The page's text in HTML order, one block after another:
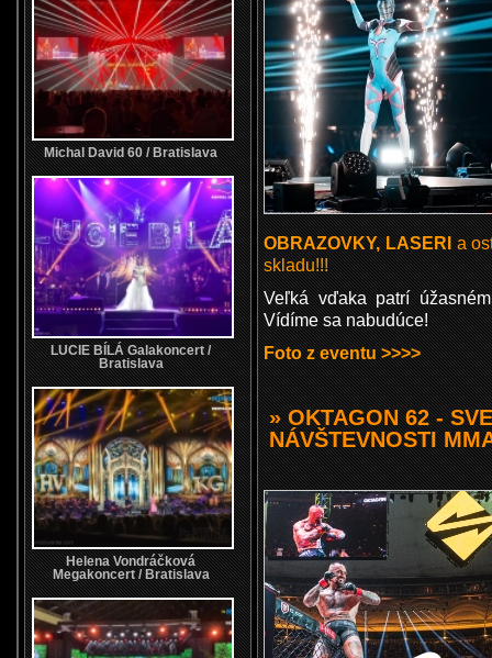
Michal David 60 / Bratislava
LUCIE BÍLÁ Galakoncert /
Bratislava
Helena Vondráčková
Megakoncert / Bratislava
OBRAZOVKY, LASERIa
skladu!!!
Veľká vďaka patrí
Vídíme sa nabudúce!
Foto z eventu >>>>
» OKTAGON 62 -
NÁVŠTEVNOSTI